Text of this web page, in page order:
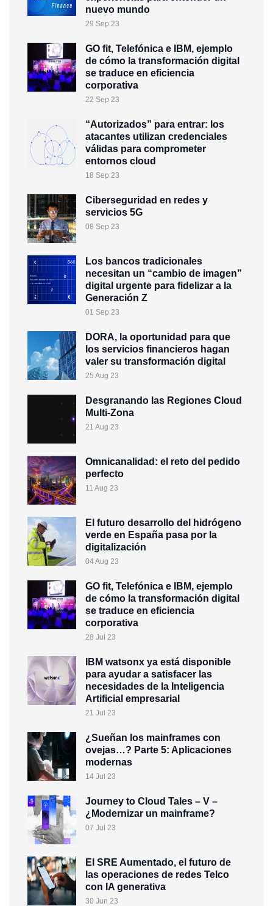
nuevo mundo
29 Sep 23
GO fit, Telefónica e IBM, ejemplo
de cómo la transformación digital
se traduce en eficiencia
corporativa
22 Sep 23
“Autorizados” para entrar: los
atacantes utilizan credenciales
válidas para comprometer
entornos cloud
18 Sep 23
Ciberseguridad en redes y
servicios 5G
08 Sep 23
Los bancos tradicionales
necesitan un “cambio de imagen”
digital urgente para fidelizar a la
Generación Z
01 Sep 23
DORA, la oportunidad para que
los servicios financieros hagan
valer su transformación digital
25 Aug 23
Desgranando las Regiones Cloud
Multi-Zona
21 Aug 23
Omnicanalidad: el reto del pedido
perfecto
11 Aug 23
El futuro desarrollo del hidrógeno
verde en España pasa por la
digitalización
04 Aug 23
GO fit, Telefónica e IBM, ejemplo
de cómo la transformación digital
se traduce en eficiencia
corporativa
28 Jul 23
IBM watsonx ya está disponible
para ayudar a satisfacer las
necesidades de la Inteligencia
Artificial empresarial
21 Jul 23
¿Sueñan los mainframes con
ovejas…? Parte 5: Aplicaciones
modernas
14 Jul 23
Journey to Cloud Tales – V –
¿Modernizar un mainframe?
07 Jul 23
El SRE Aumentado, el futuro de
las operaciones de redes Telco
con IA generativa
30 Jun 23